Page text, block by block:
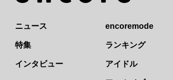
ニュース
特集
インタビュー
encoremode
ランキング
アイドル